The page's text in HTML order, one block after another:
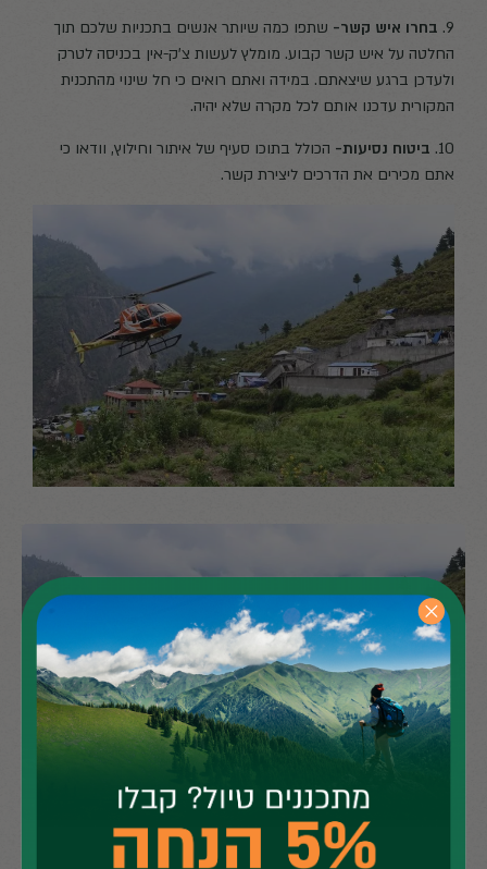
9. בחרו איש קשר- שתפו כמה שיותר אנשים בתכניות שלכם תוך
החלטה על איש קשר קבוע. מומלץ לעשות צ'ק-אין בכניסה לטרק
ולעדכן ברגע שיצאתם. במידה ואתם רואים כי חל שינוי מהתכנית
המקורית עדכנו אותם לכל מקרה שלא יהיה.
10. ביטוח נסיעות- הכולל בתוכו סעיף של איתור וחילוץ, וודאו כי
אתם מכירים את הדרכים ליצירת קשר.